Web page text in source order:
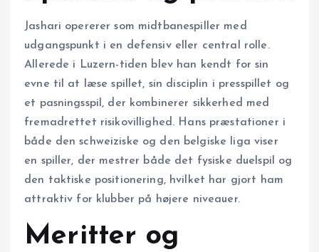
Jashari opererer som midtbanespiller med
udgangspunkt i en defensiv eller central rolle.
Allerede i Luzern-tiden blev han kendt for sin
evne til at læse spillet, sin disciplin i presspillet og
et pasningsspil, der kombinerer sikkerhed med
fremadrettet risikovillighed. Hans præstationer i
både den schweiziske og den belgiske liga viser
en spiller, der mestrer både det fysiske duelspil og
den taktiske positionering, hvilket har gjort ham
attraktiv for klubber på højere niveauer.
Meritter og